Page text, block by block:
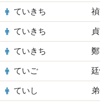
ていきち
ていきち
ていきち
ていご
ていし